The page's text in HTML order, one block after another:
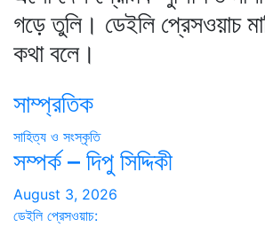
গড়ে তুলি। ডেইলি প্রেসওয়াচ
কথা বলে।
সাম্প্রতিক
সাহিত্য ও সংস্কৃতি
সম্পর্ক – দিপু সিদ্দিকী
August 3, 2026
ডেইলি প্রেসওয়াচ: